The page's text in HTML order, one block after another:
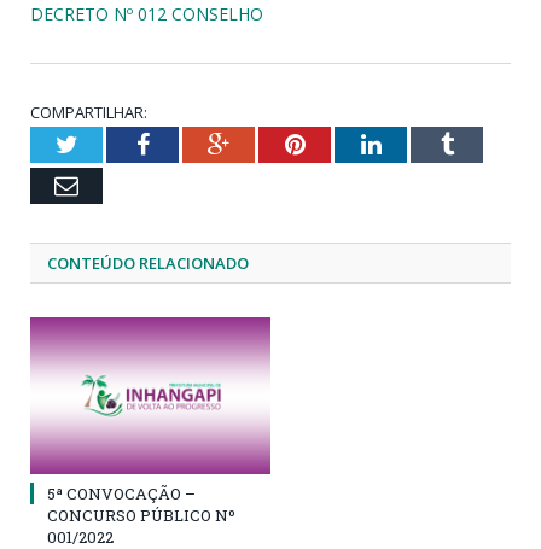
DECRETO Nº 012 CONSELHO
COMPARTILHAR:
TwitterFacebookGoogle+PinterestLinkedInTumblr
Email
CONTEÚDO RELACIONADO
5ª CONVOCAÇÃO –
CONCURSO PÚBLICO Nº
001/2022